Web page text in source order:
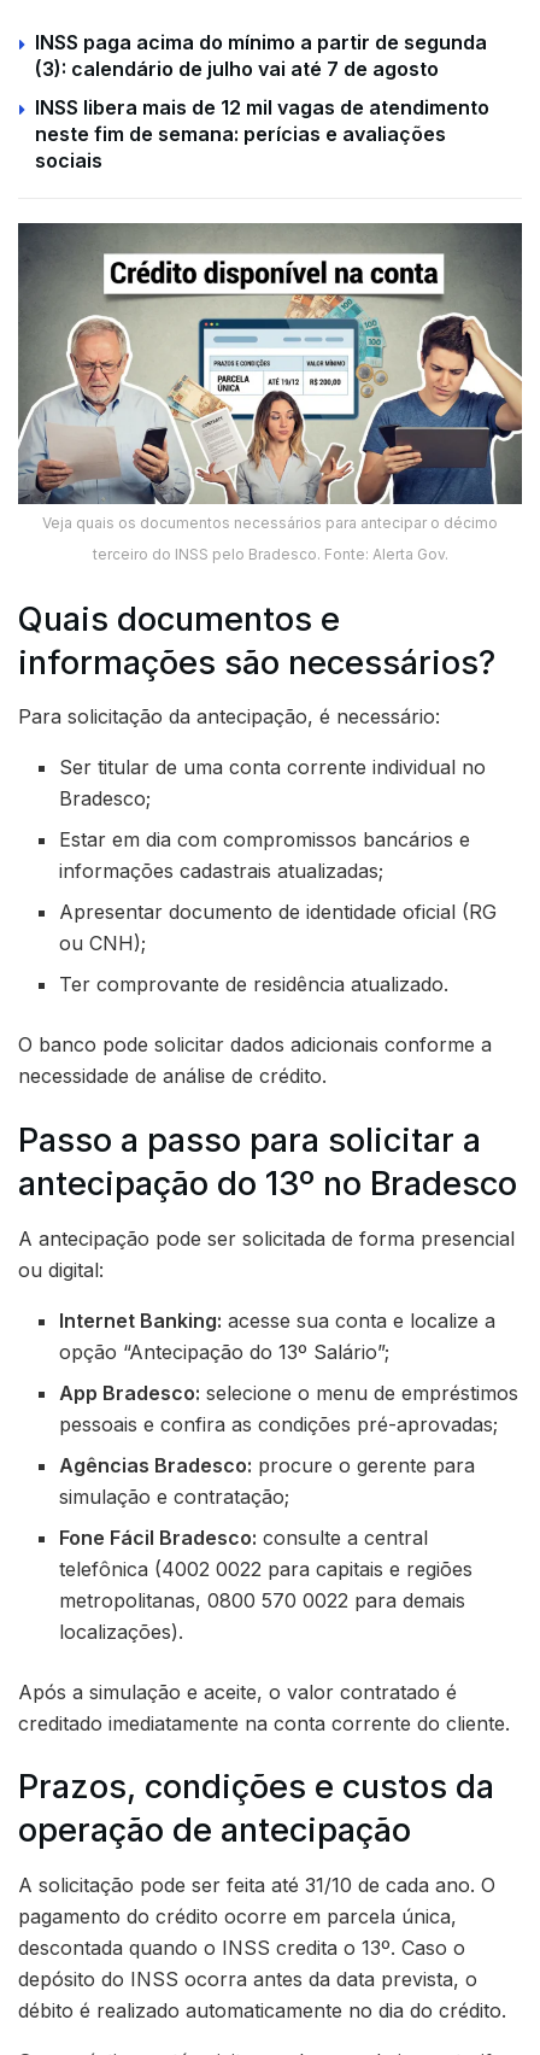
INSS paga acima do mínimo a partir de segunda
(3): calendário de julho vai até 7 de agosto
INSS libera mais de 12 mil vagas de atendimento
neste fim de semana: perícias e avaliações
sociais
Veja quais os documentos necessários para antecipar o décimo
terceiro do INSS pelo Bradesco. Fonte: Alerta Gov.
Quais documentos e
informações são necessários?
Para solicitação da antecipação, é necessário:
Ser titular de uma conta corrente individual no
Bradesco;
Estar em dia com compromissos bancários e
informações cadastrais atualizadas;
Apresentar documento de identidade oficial (RG
ou CNH);
Ter comprovante de residência atualizado.
O banco pode solicitar dados adicionais conforme a
necessidade de análise de crédito.
Passo a passo para solicitar a
antecipação do 13º no Bradesco
A antecipação pode ser solicitada de forma presencial
ou digital:
Internet Banking: acesse sua conta e localize a
opção “Antecipação do 13º Salário”;
App Bradesco: selecione o menu de empréstimos
pessoais e confira as condições pré-aprovadas;
Agências Bradesco: procure o gerente para
simulação e contratação;
Fone Fácil Bradesco: consulte a central
telefônica (4002 0022 para capitais e regiões
metropolitanas, 0800 570 0022 para demais
localizações).
Após a simulação e aceite, o valor contratado é
creditado imediatamente na conta corrente do cliente.
Prazos, condições e custos da
operação de antecipação
A solicitação pode ser feita até 31/10 de cada ano. O
pagamento do crédito ocorre em parcela única,
descontada quando o INSS credita o 13º. Caso o
depósito do INSS ocorra antes da data prevista, o
débito é realizado automaticamente no dia do crédito.